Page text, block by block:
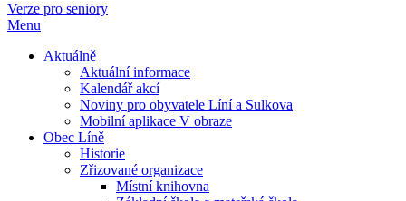
Verze pro seniory
Menu
Aktuálně
Aktuální informace
Kalendář akcí
Noviny pro obyvatele Líní a Sulkova
Mobilní aplikace V obraze
Obec Líně
Historie
Zřizované organizace
Místní knihovna